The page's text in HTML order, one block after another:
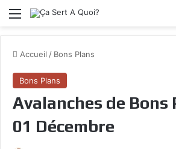
Menu
Accueil / Bons Plans
Bons Plans
Avalanches de Bons
01 Décembre